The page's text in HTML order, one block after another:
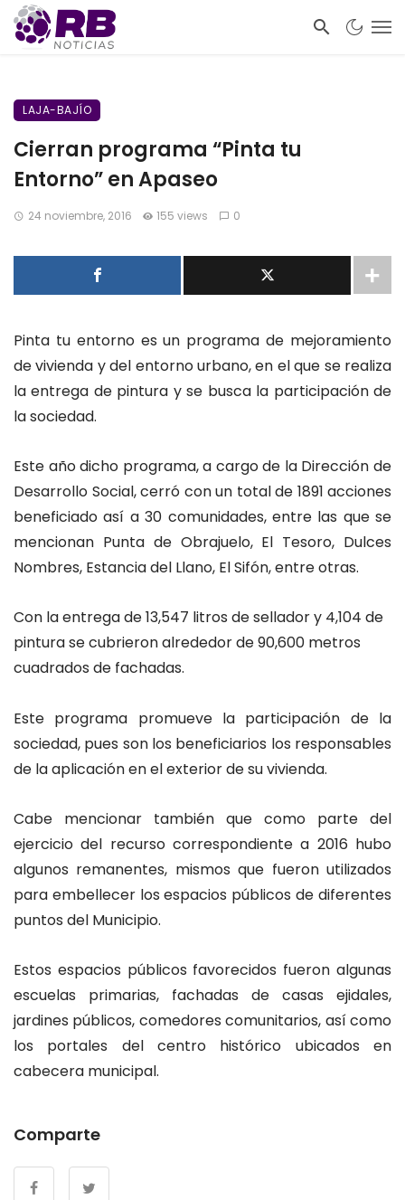
LAJA-BAJÍO
Cierran programa “Pinta tu
Entorno” en Apaseo
24 noviembre, 2016 155 views 0
Pinta tu entorno es un programa de mejoramiento
de vivienda y del entorno urbano, en el que se realiza
la entrega de pintura y se busca la participación de
la sociedad.
Este año dicho programa, a cargo de la Dirección de
Desarrollo Social, cerró con un total de 1891 acciones
beneficiado así a 30 comunidades, entre las que se
mencionan Punta de Obrajuelo, El Tesoro, Dulces
Nombres, Estancia del Llano, El Sifón, entre otras.
Con la entrega de 13,547 litros de sellador y 4,104 de
pintura se cubrieron alrededor de 90,600 metros
cuadrados de fachadas.
Este programa promueve la participación de la
sociedad, pues son los beneficiarios los responsables
de la aplicación en el exterior de su vivienda.
Cabe mencionar también que como parte del
ejercicio del recurso correspondiente a 2016 hubo
algunos remanentes, mismos que fueron utilizados
para embellecer los espacios públicos de diferentes
puntos del Municipio.
Estos espacios públicos favorecidos fueron algunas
escuelas primarias, fachadas de casas ejidales,
jardines públicos, comedores comunitarios, así como
los portales del centro histórico ubicados en
cabecera municipal.
Comparte